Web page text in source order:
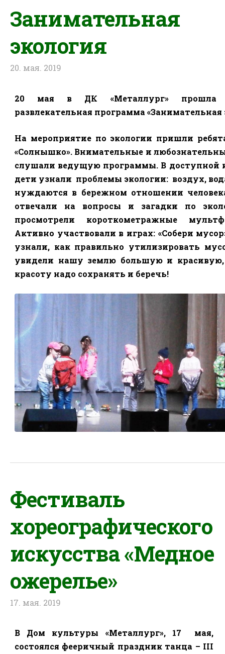
Занимательная
экология
20. мая. 2019
20 мая в ДК «Металлург» прошла
развлекательная программа «Занимательная
На мероприятие по экологии пришли
«Солнышко». Внимательные и
слушали ведущую программы. В доступной
дети узнали проблемы экологии: воздух,
нуждаются в бережном отношении
отвечали на вопросы и загадки по
просмотрели короткометражные
Активно участвовали в играх: «Собери
узнали, как правильно утилизировать
увидели нашу землю большую и
красоту надо сохранять и беречь!
Фестиваль
хореографического
искусства «Медное
ожерелье»
17. мая. 2019
В Дом культуры «Металлург», 17
мая,
состоялся фееричный праздник танца – III